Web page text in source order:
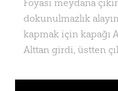
Foyası meydana
dokunulmazlık
kapmak için kapağı
Alttan girdi, üstten